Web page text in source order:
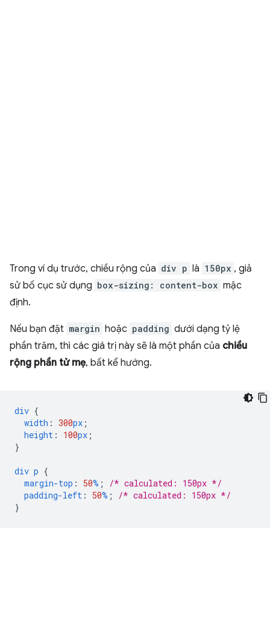
Trong ví dụ trước, chiều rộng của div p là 150px , giả
sử bố cục sử dụng box-sizing: content-box mặc
định.
Nếu bạn đặt margin hoặc padding dưới dạng tỷ lệ
phần trăm, thì các giá trị này sẽ là một phần của chiều
rộng phần tử mẹ, bất kể hướng.
div {
width : 300px ;
height : 100px ;
}
div p {
margin-top : 50% ;
/* calculated: 150px */
padding-left : 50% ;
/* calculated: 150px */
}